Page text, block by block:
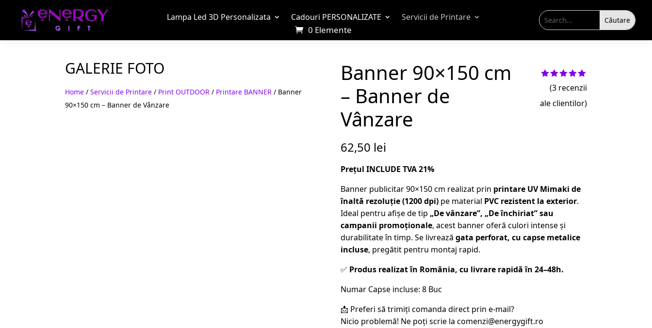
Lampa Led 3D Personalizata Cadouri PERSONALIZATE Servicii de Printare
0 Elemente
GALERIE FOTO
Home /Servicii de Printare / Print OUTDOOR / Printare BANNER / Banner
90×150 cm – Banner de Vânzare
Banner 90×150 cm
– Banner de
Vânzare
Evaluat la
5.00din 5
pe baza a
evaluări
(3recenzii
ale clientilor)
62,50 lei
Prețul INCLUDE TVA 21%
Banner publicitar 90×150 cm realizat prin printare UV Mimaki de
înaltă rezoluție (1200 dpi)pe material PVC rezistent la exterior.
Ideal pentru afișe de tip „De vânzare”, „De închiriat” sau
campanii promoționale, acest banner oferă culori intense și
durabilitate în timp. Se livrează gata perforat, cu capse metalice
incluse, pregătit pentru montaj rapid.
✅ Produs realizat în România, cu livrare rapidă în 24–48h.
Numar Capse incluse: 8 Buc
📩 Preferi să trimiți comanda direct prin e-mail?
Nicio problemă! Ne poți scrie la comenzi@energygift.ro